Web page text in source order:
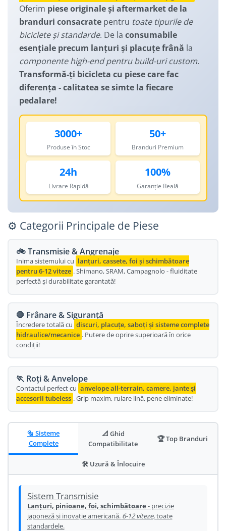
Lumini Spate
Cosuri pentru Biciclete
Ghidoline
Huse Șa
Mansoane
Pedale
Pedale SPD
Accesorii Pedale
Borsete si Genti
Protectii Cadru
Suport bidon si bidon
Aparatori noroi
Pompe
Sonerie
Diverse
Roti ajutatoare
Scaune pentru Copii
Transport si Depozitare
Lanturi
ZA Missinglink
Solutii Tubeless
Spacere/Axe Butuci/Rulmenti
Cabluri
Camere de bicicleta
Accesorii Camere
Capete Cablu si Manta
Accesorii Frane Hidraulice
Thru Axle
Placute Frana Disc
Saboti Frana
Roti Spate
Frane V-Brake
Butuci Roata
Pinioane
Schimbator Foi
Manete Schimbator
Etrier frana
Jante
Angrenaje
Ureche cadru
Disc frana
Cuvete
Monobloc
Manusi
Ochelari
Oferim piese originale și aftermarket de la
branduri consacratepentru toate tipurile de
biciclete și standarde. De la consumabile
esențiale precum lanțuri și placuțe frână la
componente high-end pentru build-uri custom.
Transformă-ți bicicleta cu piese care fac
diferența - calitatea se simte la fiecare
pedalare!
3000+
Produse în Stoc
50+
Branduri Premium
24h
Livrare Rapidă
100%
Garanție Reală
⚙️ Categorii Principale de Piese
🚲 Transmisie & Angrenaje
Inima sistemului cu lanțuri, cassete, foi și schimbătoare
pentru 6-12 viteze . Shimano, SRAM, Campagnolo - fluiditate
perfectă și durabilitate garantată!
🛑 Frânare & Siguranță
Încredere totală cu discuri, placuțe, saboți și sisteme complete
hidraulice/mecanice . Putere de oprire superioară în orice
condiții!
🏃 Roți & Anvelope
Contactul perfect cu anvelope all-terrain, camere, jante și
accesorii tubeless . Grip maxim, rulare lină, pene eliminate!
🔩 Sisteme
Complete
📐 Ghid
Compatibilitate
🏆 Top Branduri
🛠️ Uzură & Înlocuire
Sistem Transmisie
Lanțuri, pinioane, foi, schimbătoare - precizie
japoneză și inovație americană. 6-12 viteze, toate
standardele.